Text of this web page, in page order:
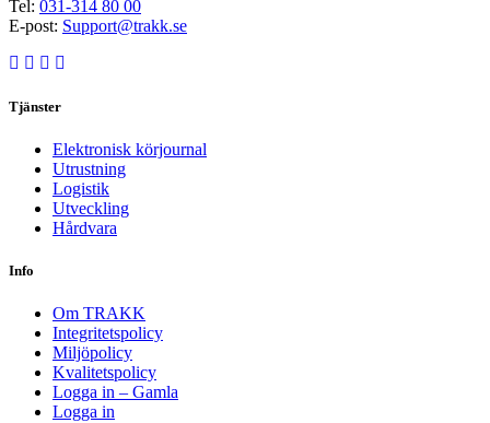
Tel: 031-314 80 00
E-post: Support@trakk.se
Tjänster
Elektronisk körjournal
Utrustning
Logistik
Utveckling
Hårdvara
Info
Om TRAKK
Integritetspolicy
Miljöpolicy
Kvalitetspolicy
Logga in – Gamla
Logga in